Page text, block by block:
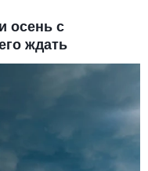
осень с
ждать